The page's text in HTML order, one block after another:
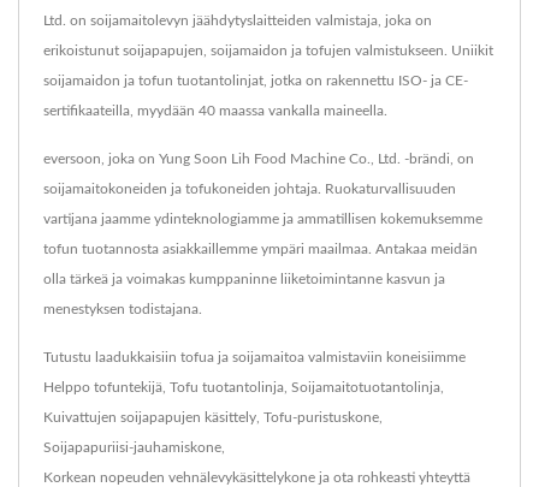
Ltd. on soijamaitolevyn jäähdytyslaitteiden valmistaja, joka on
erikoistunut soijapapujen, soijamaidon ja tofujen valmistukseen. Uniikit
soijamaidon ja tofun tuotantolinjat, jotka on rakennettu ISO- ja CE-
sertifikaateilla, myydään 40 maassa vankalla maineella.
eversoon, joka on Yung Soon Lih Food Machine Co., Ltd. -brändi, on
soijamaitokoneiden ja tofukoneiden johtaja. Ruokaturvallisuuden
vartijana jaamme ydinteknologiamme ja ammatillisen kokemuksemme
tofun tuotannosta asiakkaillemme ympäri maailmaa. Antakaa meidän
olla tärkeä ja voimakas kumppaninne liiketoimintanne kasvun ja
menestyksen todistajana.
Tutustu laadukkaisiin tofua ja soijamaitoa valmistaviin koneisiimme
Helppo tofuntekijä Tofu tuotantolinja Soijamaitotuotantolinja
Kuivattujen soijapapujen käsittely Tofu-puristuskone
Soijapapuriisi-jauhamiskone
Korkean nopeuden vehnälevykäsittelykone ja ota rohkeasti yhteyttä